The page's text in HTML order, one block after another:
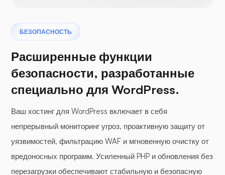
БЕЗОПАСНОСТЬ
Расширенные функции
безопасности, разработанные
специально для WordPress.
Ваш хостинг для WordPress включает в себя
непрерывный мониторинг угроз, проактивную защиту от
уязвимостей, фильтрацию WAF и мгновенную очистку от
вредоносных программ. Усиленный PHP и обновления без
перезагрузки обеспечивают стабильную и безопасную